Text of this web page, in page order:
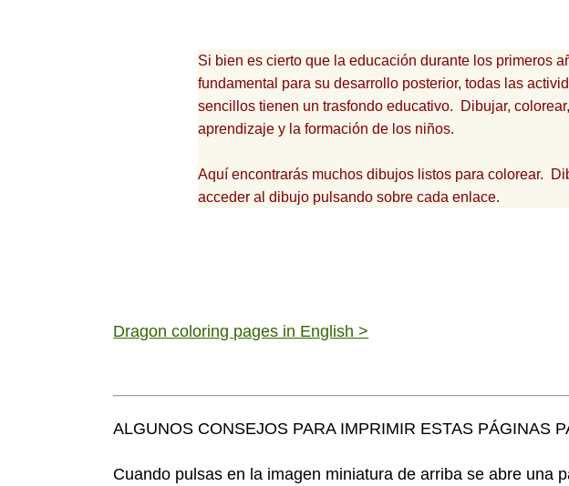
Si bien es cierto que la educación durante los primeros
fundamental para su desarrollo posterior, todas las
sencillos tienen un trasfondo educativo. Dibujar,
aprendizaje y la formación de los niños.
Aquí encontrarás muchos dibujos listos para colorear.
acceder al dibujo pulsando sobre cada enlace.
Dragon coloring pages in English >
ALGUNOS CONSEJOS PARA IMPRIMIR ESTAS PÁGINAS
Cuando pulsas en la imagen miniatura de arriba se abre una